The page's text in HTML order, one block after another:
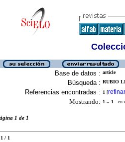
Base de datos : article
Búsqueda : RUBIO
Referencias encontradas : 1 [refinar
Mostrando: 1 .. 1 en
1 de 1
1 / 1